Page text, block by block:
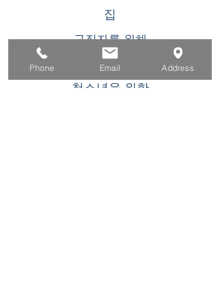
집
구직자를 위해
기업용
청소년을 위한
Phone Email Address